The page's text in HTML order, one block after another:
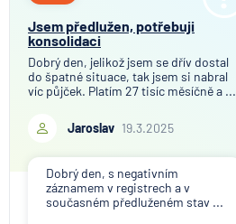
Jsem předlužen, potřebuji
konsolidaci
Dobrý den, jelikož jsem se dřív dostal
do špatné situace, tak jsem si nabral
víc půjček. Platím 27 tisíc měsíčně a ...
Jaroslav 19.3.2025
Dobrý den, s negativním
záznamem v registrech a v
současném předluženém stav ...